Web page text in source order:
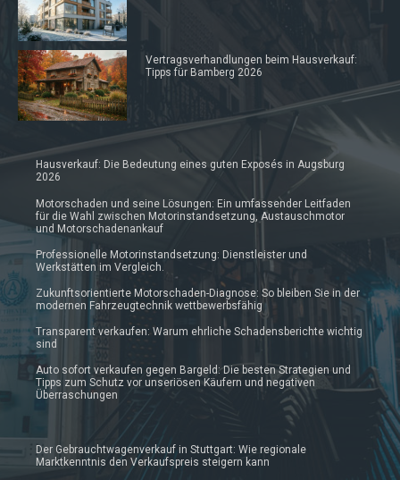
Vertragsverhandlungen beim Hausverkauf:
Tipps für Bamberg 2026
Hausverkauf: Die Bedeutung eines guten Exposés in Augsburg
2026
Motorschaden und seine Lösungen: Ein umfassender Leitfaden
für die Wahl zwischen Motorinstandsetzung, Austauschmotor
und Motorschadenankauf
Professionelle Motorinstandsetzung: Dienstleister und
Werkstätten im Vergleich.
Zukunftsorientierte Motorschaden-Diagnose: So bleiben Sie in der
modernen Fahrzeugtechnik wettbewerbsfähig
Transparent verkaufen: Warum ehrliche Schadensberichte wichtig
sind
Auto sofort verkaufen gegen Bargeld: Die besten Strategien und
Tipps zum Schutz vor unseriösen Käufern und negativen
Überraschungen
Der Gebrauchtwagenverkauf in Stuttgart: Wie regionale
Marktkenntnis den Verkaufspreis steigern kann